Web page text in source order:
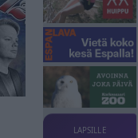
LAPSILLE